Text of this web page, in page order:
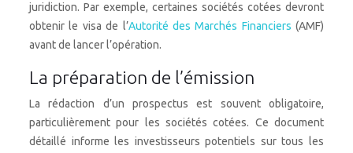
juridiction. Par exemple, certaines sociétés cotées devront
obtenir le visa de l’Autorité des Marchés Financiers (AMF)
avant de lancer l’opération.
La préparation de l’émission
La rédaction d’un prospectus est souvent obligatoire,
particulièrement pour les sociétés cotées. Ce document
détaillé informe les investisseurs potentiels sur tous les